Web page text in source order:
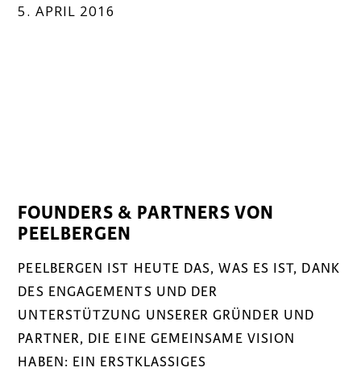
5. APRIL 2016
FOUNDERS & PARTNERS VON
PEELBERGEN
PEELBERGEN IST HEUTE DAS, WAS ES IST, DANK
DES ENGAGEMENTS UND DER
UNTERSTÜTZUNG UNSERER GRÜNDER UND
PARTNER, DIE EINE GEMEINSAME VISION
HABEN: EIN ERSTKLASSIGES